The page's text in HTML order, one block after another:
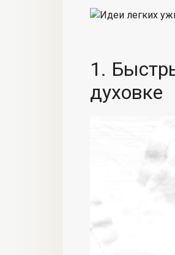
1.
духовке